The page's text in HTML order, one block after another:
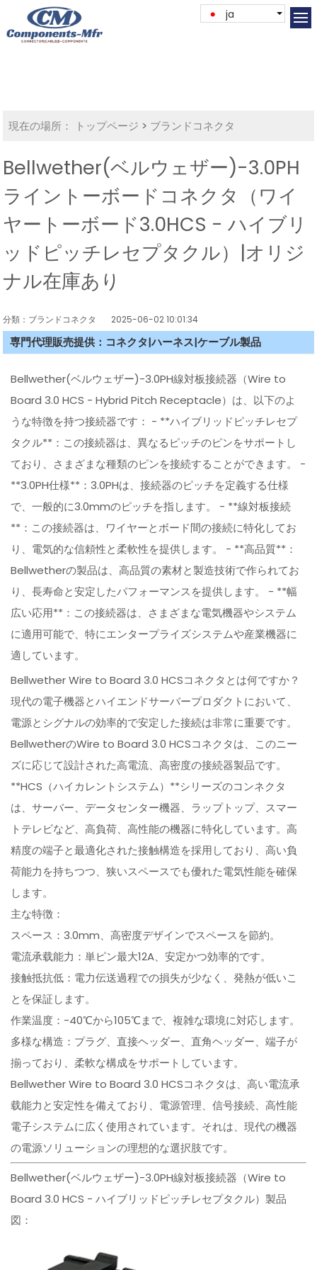
ja
現在の場所： トップページ > ブランドコネクタ
Bellwether(ベルウェザー)-3.0PH
ライントーボードコネクタ（ワイ
ヤートーボード3.0HCS - ハイブリ
ッドピッチレセプタクル）|オリジ
ナル在庫あり
分類：ブランドコネクタ 2025-06-02 10:01:34
専門代理販売提供：コネクタ|ハーネス|ケーブル製品
Bellwether(ベルウェザー)-3.0PH線対板接続器（Wire to
Board 3.0 HCS - Hybrid Pitch Receptacle）は、以下のよ
うな特徴を持つ接続器です： - **ハイブリッドピッチレセプ
タクル**：この接続器は、異なるピッチのピンをサポートし
ており、さまざまな種類のピンを接続することができます。 -
**3.0PH仕様**：3.0PHは、接続器のピッチを定義する仕様
で、一般的に3.0mmのピッチを指します。 - **線対板接続
**：この接続器は、ワイヤーとボード間の接続に特化してお
り、電気的な信頼性と柔軟性を提供します。 - **高品質**：
Bellwetherの製品は、高品質の素材と製造技術で作られてお
り、長寿命と安定したパフォーマンスを提供します。 - **幅
広い応用**：この接続器は、さまざまな電気機器やシステム
に適用可能で、特にエンタープライズシステムや産業機器に
適しています。
Bellwether Wire to Board 3.0 HCSコネクタとは何ですか？
現代の電子機器とハイエンドサーバープロダクトにおいて、
電源とシグナルの効率的で安定した接続は非常に重要です。
BellwetherのWire to Board 3.0 HCSコネクタは、このニー
ズに応じて設計された高電流、高密度の接続器製品です。
**HCS（ハイカレントシステム）**シリーズのコンネクタ
は、サーバー、データセンター機器、ラップトップ、スマー
トテレビなど、高負荷、高性能の機器に特化しています。高
精度の端子と最適化された接触構造を採用しており、高い負
荷能力を持ちつつ、狭いスペースでも優れた電気性能を確保
します。
主な特徴：
スペース：3.0mm、高密度デザインでスペースを節約。
電流承载能力：単ピン最大12A、安定かつ効率的です。
接触抵抗低：電力伝送過程での損失が少なく、発熱が低いこ
とを保証します。
作業温度：-40℃から105℃まで、複雑な環境に対応します。
多様な構造：プラグ、直接ヘッダー、直角ヘッダー、端子が
揃っており、柔軟な構成をサポートしています。
Bellwether Wire to Board 3.0 HCSコネクタは、高い電流承
载能力と安定性を備えており、電源管理、信号接続、高性能
電子システムに広く使用されています。それは、現代の機器
の電源ソリューションの理想的な選択肢です。
Bellwether(ベルウェザー)-3.0PH線対板接続器（Wire to
Board 3.0 HCS - ハイブリッドピッチレセプタクル）製品
図：